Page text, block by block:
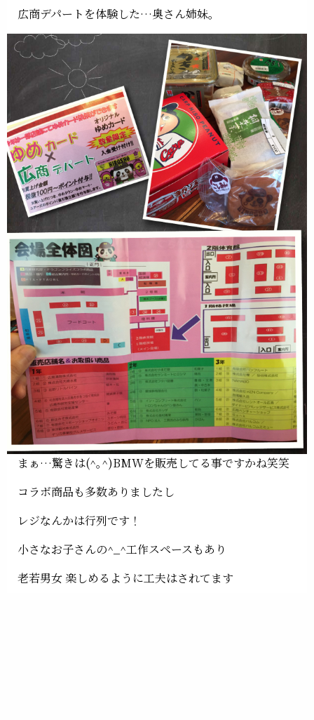
広商デパートを体験した…奥さん姉妹。
まぁ…驚きは(^｡^)BMWを販売してる事ですかね笑笑
コラボ商品も多数ありましたし
レジなんかは行列です！
小さなお子さんの^_^工作スペースもあり
老若男女 楽しめるように工夫はされてます